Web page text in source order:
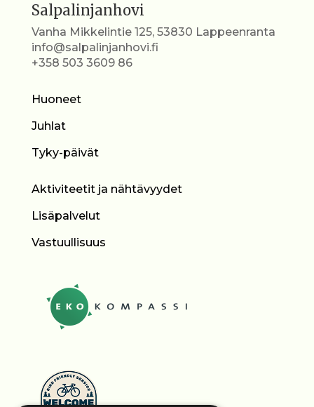
Salpalinjanhovi
Vanha Mikkelintie 125, 53830 Lappeenranta
info@salpalinjanhovi.fi
+358 503 3609 86
Huoneet
Juhlat
Tyky-päivät
Aktiviteetit ja nähtävyydet
Lisäpalvelut
Vastuullisuus